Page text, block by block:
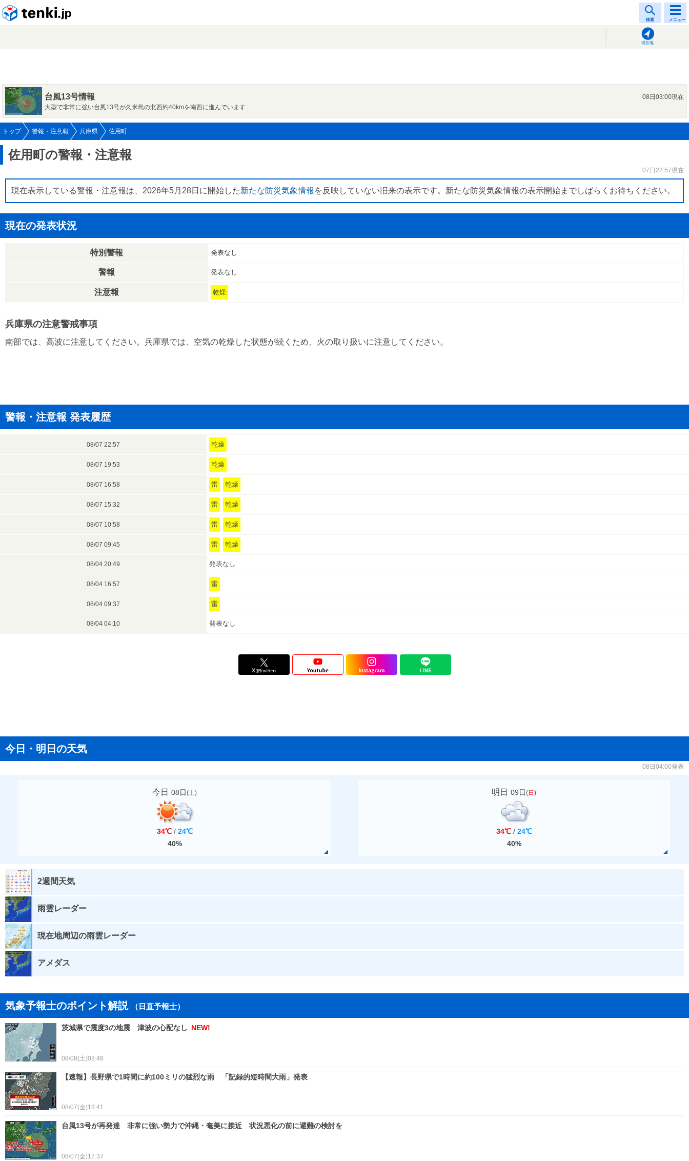
検索 メニュー
現在地
台風13号情報
08日03:00現在
大型で非常に強い台風13号が久米島の北西約40kmを南西に進んでいます
トップ 警報・注意報 兵庫県 佐用町
佐用町の警報・注意報
07日22:57現在
現在表示している警報・注意報は、2026年5月28日に開始した新たな防災気象情報 を反映していない旧来の表示です。新たな防災気象情報の表示開始までしばらくお待ちください。
現在の発表状況
特別警報 発表なし
警報 発表なし
注意報 乾燥
兵庫県の注意警戒事項
南部では、高波に注意してください。兵庫県では、空気の乾燥した状態が続くため、火の取り扱いに注意してください。
警報・注意報 発表履歴
08/07 22:57 乾燥
08/07 19:53 乾燥
08/07 16:58 雷 乾燥
08/07 15:32 雷 乾燥
08/07 10:58 雷 乾燥
08/07 09:45 雷 乾燥
08/04 20:49 発表なし
08/04 16:57 雷
08/04 09:37 雷
08/04 04:10 発表なし
今日・明日の天気
08日04:00発表
今日 08日(土)
34℃ / 24℃
40%
明日 09日(日)
34℃ / 24℃
40%
2週間天気
雨雲レーダー
現在地周辺の雨雲レーダー
アメダス
気象予報士のポイント解説 （日直予報士）
茨城県で震度3の地震 津波の心配なし NEW!
08/08(土)03:48
【速報】長野県で1時間に約100ミリの猛烈な雨 「記録的短時間大雨」発表
08/07(金)18:41
台風13号が再発達 非常に強い勢力で沖縄・奄美に接近 状況悪化の前に避難の検討を
08/07(金)17:37